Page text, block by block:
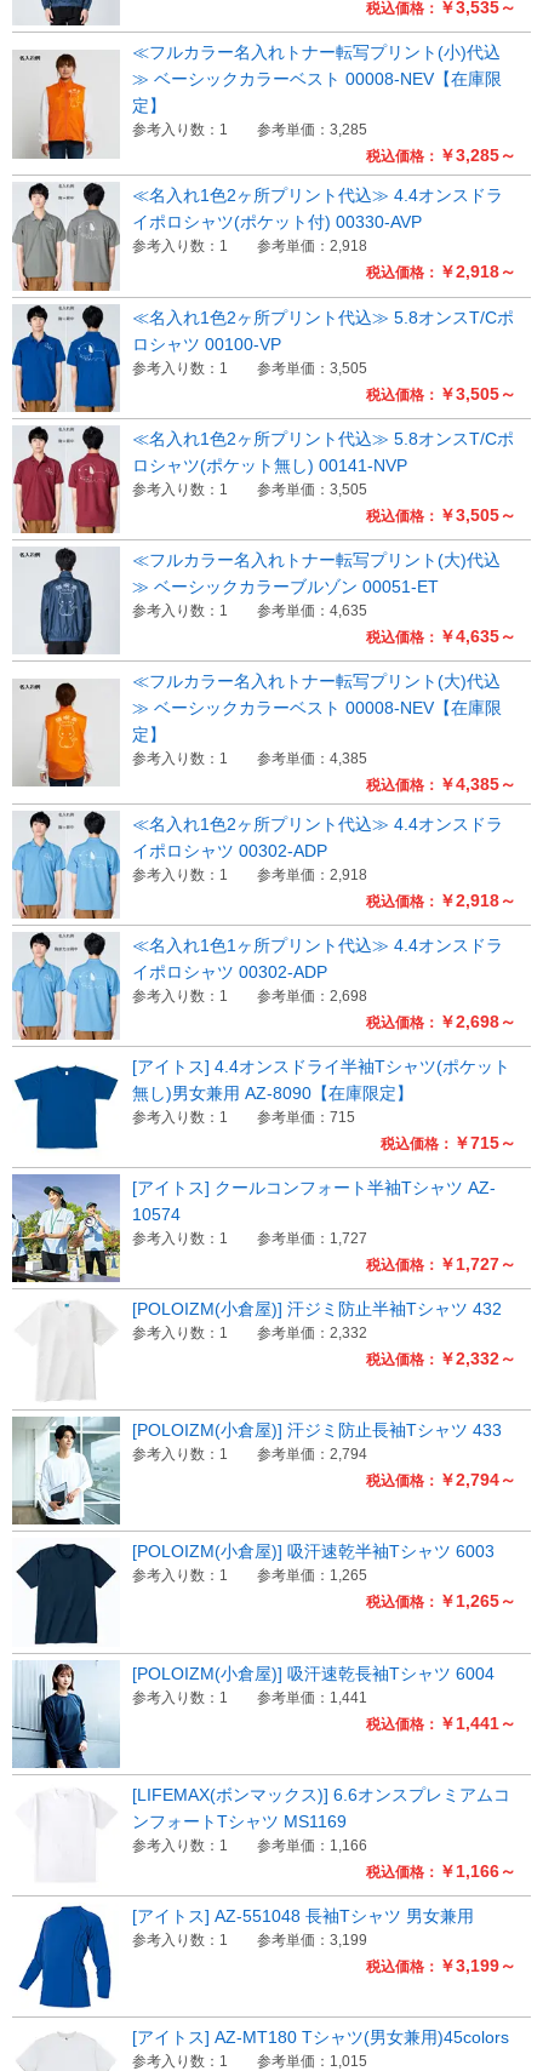
税込価格： ￥3,535～
税込価格： ￥3,285～
≪フルカラー名入れトナー転写プリント(小)代込
≫ ベーシックカラーベスト 00008-NEV【在庫限
定】
参考入り数：1 参考単価：3,285
税込価格： ￥2,918～
≪名入れ1色2ヶ所プリント代込≫ 4.4オンスドラ
イポロシャツ(ポケット付) 00330-AVP
参考入り数：1 参考単価：2,918
税込価格： ￥3,505～
≪名入れ1色2ヶ所プリント代込≫ 5.8オンスT/Cポ
ロシャツ 00100-VP
参考入り数：1 参考単価：3,505
税込価格： ￥3,505～
≪名入れ1色2ヶ所プリント代込≫ 5.8オンスT/Cポ
ロシャツ(ポケット無し) 00141-NVP
参考入り数：1 参考単価：3,505
税込価格： ￥4,635～
≪フルカラー名入れトナー転写プリント(大)代込
≫ ベーシックカラーブルゾン 00051-ET
参考入り数：1 参考単価：4,635
税込価格： ￥4,385～
≪フルカラー名入れトナー転写プリント(大)代込
≫ ベーシックカラーベスト 00008-NEV【在庫限
定】
参考入り数：1 参考単価：4,385
税込価格： ￥2,918～
≪名入れ1色2ヶ所プリント代込≫ 4.4オンスドラ
イポロシャツ 00302-ADP
参考入り数：1 参考単価：2,918
税込価格： ￥2,698～
≪名入れ1色1ヶ所プリント代込≫ 4.4オンスドラ
イポロシャツ 00302-ADP
参考入り数：1 参考単価：2,698
税込価格： ￥715～
[アイトス] 4.4オンスドライ半袖Tシャツ(ポケット
無し)男女兼用 AZ-8090【在庫限定】
参考入り数：1 参考単価：715
税込価格： ￥1,727～
[アイトス] クールコンフォート半袖Tシャツ AZ-
10574
参考入り数：1 参考単価：1,727
税込価格： ￥2,332～
[POLOIZM(小倉屋)] 汗ジミ防止半袖Tシャツ 432
参考入り数：1 参考単価：2,332
税込価格： ￥2,794～
[POLOIZM(小倉屋)] 汗ジミ防止長袖Tシャツ 433
参考入り数：1 参考単価：2,794
税込価格： ￥1,265～
[POLOIZM(小倉屋)] 吸汗速乾半袖Tシャツ 6003
参考入り数：1 参考単価：1,265
税込価格： ￥1,441～
[POLOIZM(小倉屋)] 吸汗速乾長袖Tシャツ 6004
参考入り数：1 参考単価：1,441
税込価格： ￥1,166～
[LIFEMAX(ボンマックス)] 6.6オンスプレミアムコ
ンフォートTシャツ MS1169
参考入り数：1 参考単価：1,166
税込価格： ￥3,199～
[アイトス] AZ-551048 長袖Tシャツ 男女兼用
参考入り数：1 参考単価：3,199
[アイトス] AZ-MT180 Tシャツ(男女兼用)45colors
参考入り数：1 参考単価：1,015